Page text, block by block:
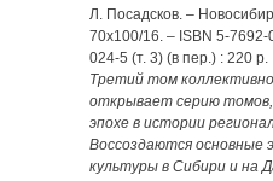
Л. Посадсков. –
70х100/16. – ISBN 5-
024-5 (т. 3) (в пер.) : 220 р.
Третий том
открывает серию
эпохе в истории
Воссоздаются основные
культуры в Сибири и на